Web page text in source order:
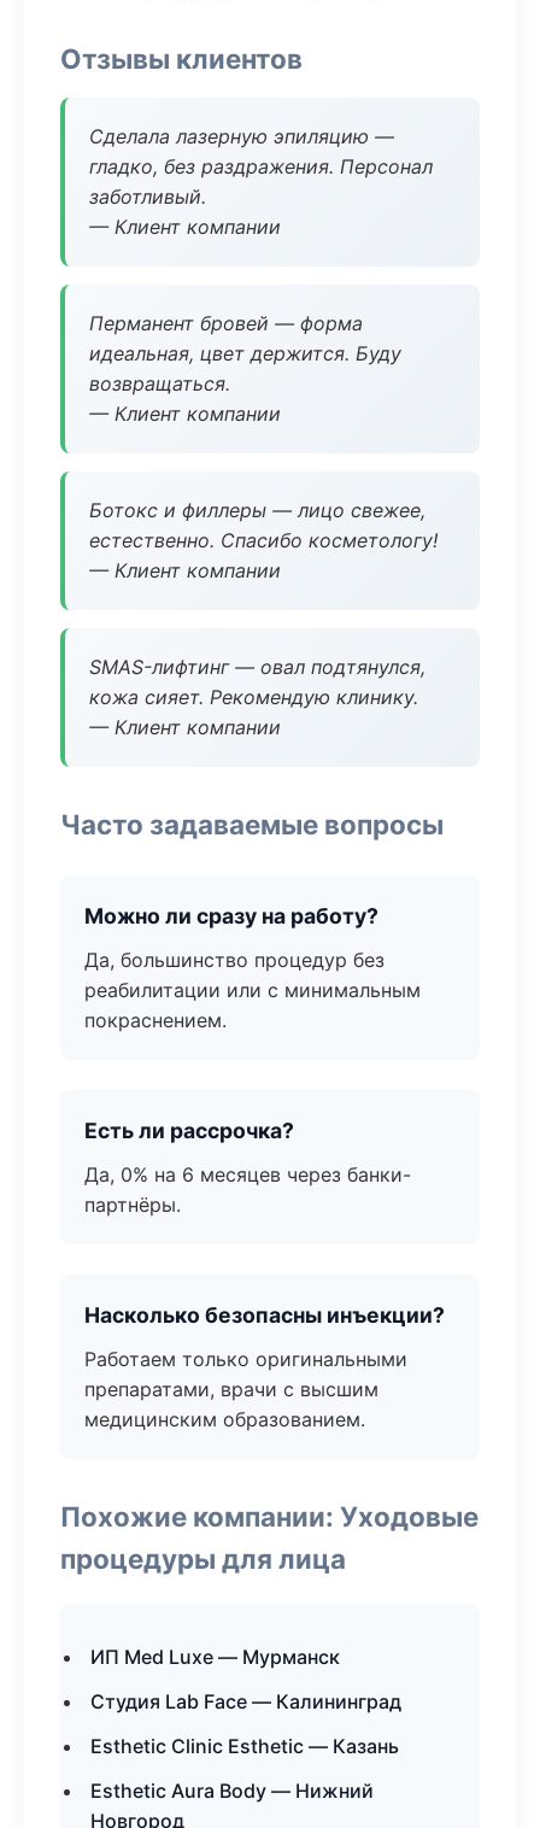
Отзывы клиентов
Сделала лазерную эпиляцию —
гладко, без раздражения. Персонал
заботливый.
— Клиент компании
Перманент бровей — форма
идеальная, цвет держится. Буду
возвращаться.
— Клиент компании
Ботокс и филлеры — лицо свежее,
естественно. Спасибо косметологу!
— Клиент компании
SMAS-лифтинг — овал подтянулся,
кожа сияет. Рекомендую клинику.
— Клиент компании
Часто задаваемые вопросы
Можно ли сразу на работу?
Да, большинство процедур без
реабилитации или с минимальным
покраснением.
Есть ли рассрочка?
Да, 0% на 6 месяцев через банки-
партнёры.
Насколько безопасны инъекции?
Работаем только оригинальными
препаратами, врачи с высшим
медицинским образованием.
Похожие компании: Уходовые
процедуры для лица
ИП Med Luxe — Мурманск
Студия Lab Face — Калининград
Esthetic Clinic Esthetic — Казань
Esthetic Aura Body — Нижний
Новгород